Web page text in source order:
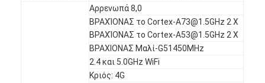
Αρρενωπά 8,0
ΒΡΑΧΊΟΝΑΣ το Cortex-A73@1.5GHz 2 Χ
ΒΡΑΧΊΟΝΑΣ το Cortex-A53@1.5GHz 2 Χ
ΒΡΑΧΙΟΝΑΣ Μαλί-G51450MHz
2.4 και 5.0GHz WiFi
Κριός: 4G